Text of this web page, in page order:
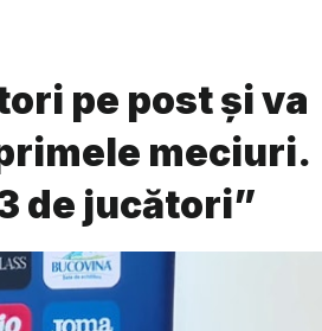
pe post și va
meciuri.
de jucători”